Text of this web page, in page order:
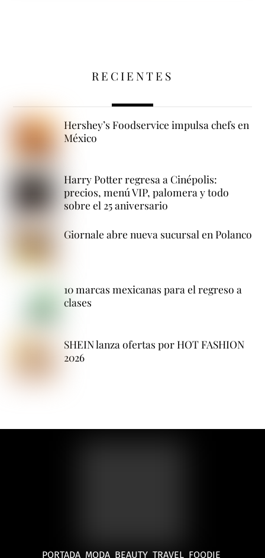
RECIENTES
Hershey’s Foodservice impulsa chefs en
México
Harry Potter regresa a Cinépolis:
precios, menú VIP, palomera y todo
sobre el 25 aniversario
Giornale abre nueva sucursal en Polanco
10 marcas mexicanas para el regreso a
clases
SHEIN lanza ofertas por HOT FASHION
2026
PORTADA MODA BEAUTY TRAVEL FOODIE